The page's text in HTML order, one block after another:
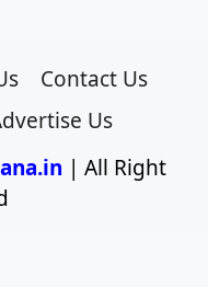
Contact Us
Us
| All Right